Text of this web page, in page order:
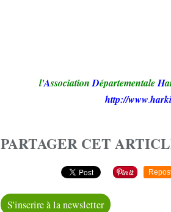
l'Association DépartementaleH
http://www.
PARTAGER CET
S'inscrire à la newsletter